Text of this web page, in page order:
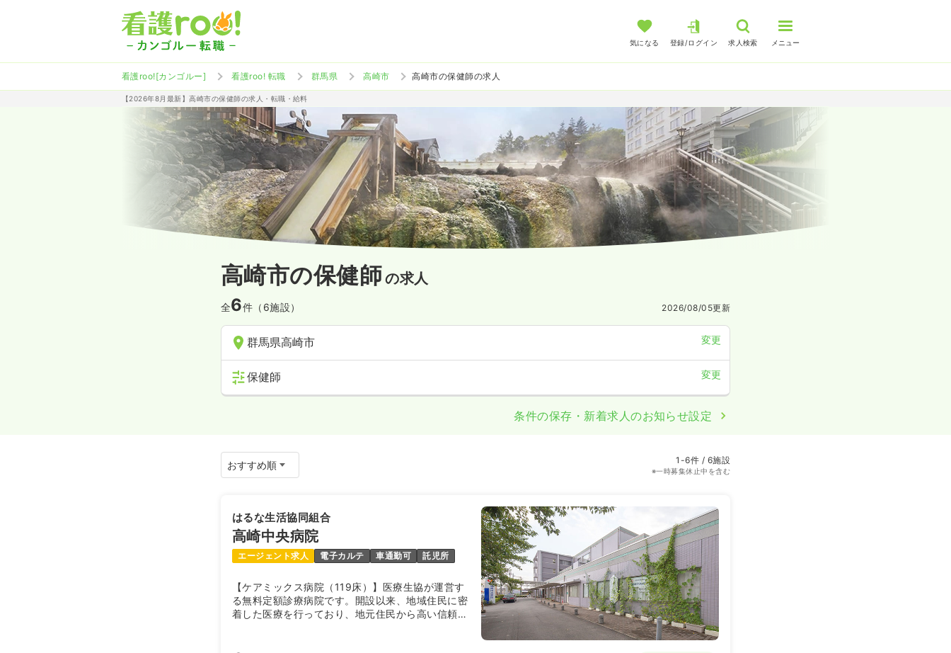
気になる 登録/ログイン 求人検索 メニュー
看護roo![カンゴルー] 看護roo! 転職 群馬県 高崎市 高崎市の保健師の求人
【2026年8月最新】高崎市の保健師の求人・転職・給料
高崎市の保健師の求人
全6件（6施設） 2026/08/05更新
群馬県高崎市 変更
保健師 変更
条件の保存・新着求人のお知らせ設定
1-6件 / 6施設
※一時募集休止中を含む
はるな生活協同組合
高崎中央病院
エージェント求人 電子カルテ 車通勤可 託児所
【ケアミックス病院（119床）】医療生協が運営す
る無料定額診療病院です。開設以来、地域住民に密
着した医療を行っており、地元住民から高い信頼を